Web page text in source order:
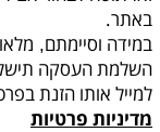
באתר.
במידה וסיימתם,
השלמת העסקה
למייל אותו הזנת
מדיניות פרטיות